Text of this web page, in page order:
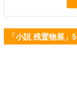
「小説 残置物展」